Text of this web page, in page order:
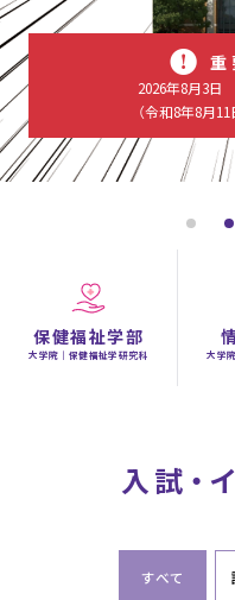
2026年8月3日
（令和8年8月11
保健福祉学部
大学院｜保健福祉学研究科 大学
入試・
すべて